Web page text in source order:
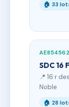
🏠 33
SDC 16
📍 16 r
Noble
🏠 28